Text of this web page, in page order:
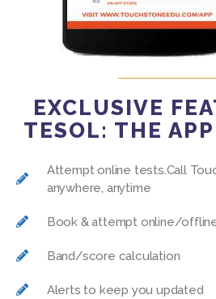
EXCLUSIVE
TESOL: THE
Attempt online tests.Call
anywhere, anytime
Book & attempt online/
Band/score calculation
Alerts to keep you updated